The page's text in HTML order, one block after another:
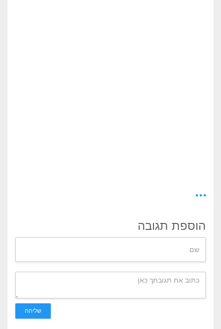
הוספת תגובה
שליחה